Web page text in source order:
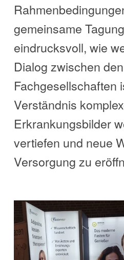
gemeinsame
eindrucksvoll, wie
Dialog zwischen
Fachgesellschaften
Verständnis
Erkrankungsbilder
vertiefen und neue
Versorgung zu